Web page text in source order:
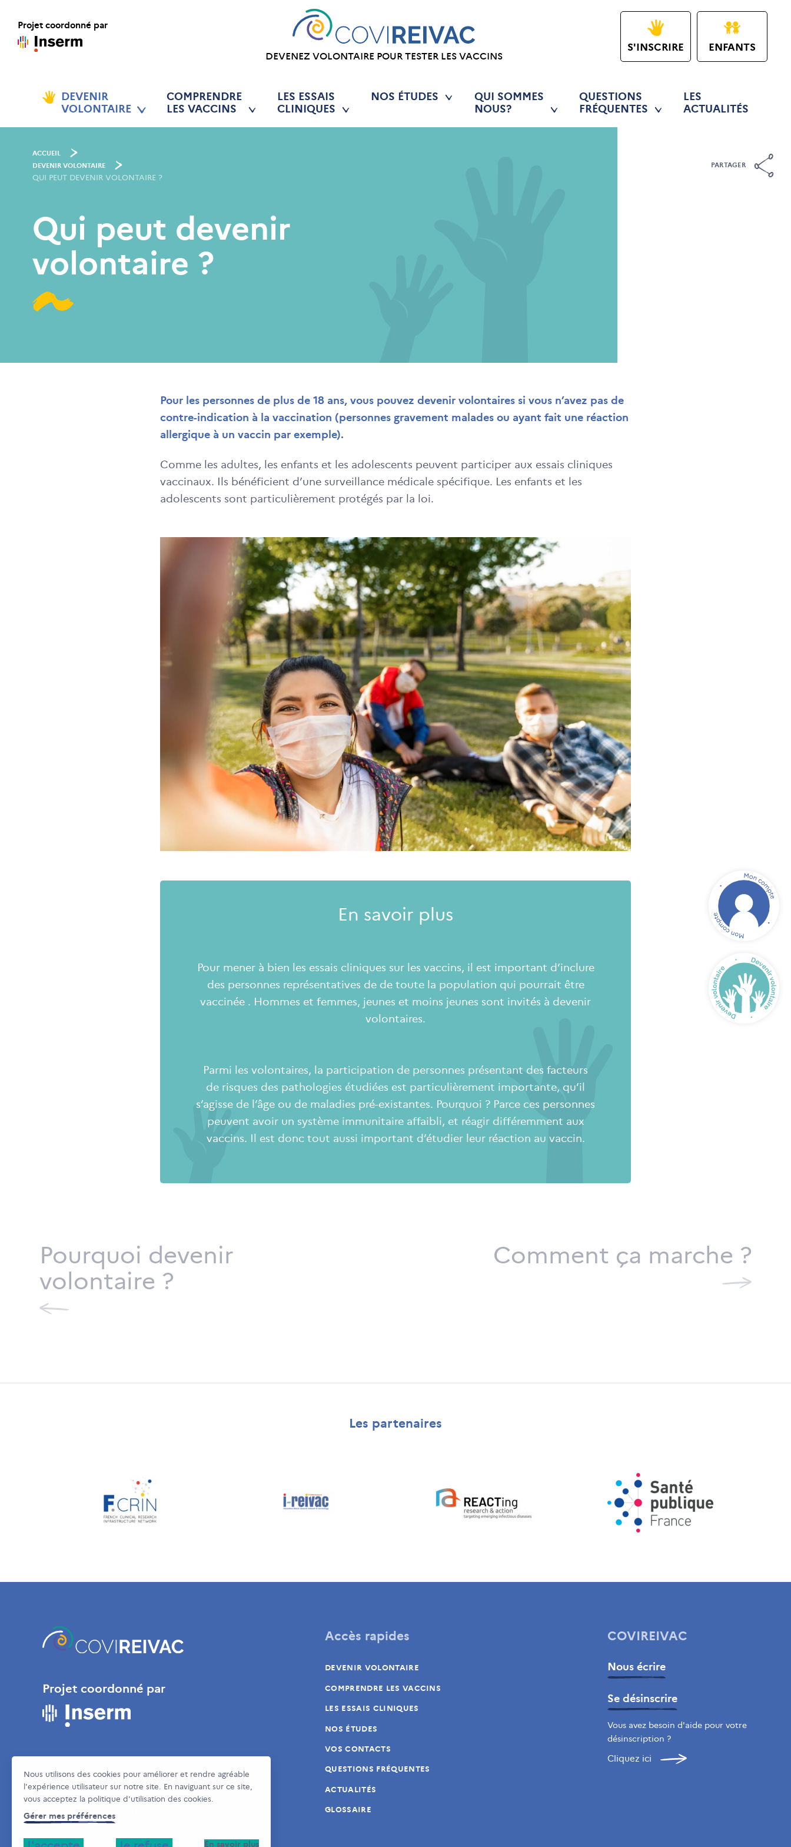
Projet coordonné par
DEVENEZ VOLONTAIRE POUR TESTER LES VACCINS
S'INSCRIRE ENFANTS
DEVENIR
VOLONTAIRE
COMPRENDRE
LES VACCINS
LES ESSAIS
CLINIQUES
NOS ÉTUDES
QUI SOMMES
NOUS?
QUESTIONS
FRÉQUENTES
LES
ACTUALITÉS
ACCUEIL
DEVENIR VOLONTAIRE
QUI PEUT DEVENIR VOLONTAIRE ?
Qui peut devenir
volontaire ?
PARTAGER
Pour les personnes de plus de 18 ans, vous pouvez devenir volontaires si vous n’avez pas de
contre-indication à la vaccination (personnes gravement malades ou ayant fait une réaction
allergique à un vaccin par exemple).
Comme les adultes, les enfants et les adolescents peuvent participer aux essais cliniques
vaccinaux. Ils bénéficient d’une surveillance médicale spécifique. Les enfants et les
adolescents sont particulièrement protégés par la loi.
En savoir plus
Pour mener à bien les essais cliniques sur les vaccins, il est important d’inclure
des personnes représentatives de de toute la population qui pourrait être
vaccinée . Hommes et femmes, jeunes et moins jeunes sont invités à devenir
volontaires.
Parmi les volontaires, la participation de personnes présentant des facteurs
de risques des pathologies étudiées est particulièrement importante, qu’il
s’agisse de l’âge ou de maladies pré-existantes. Pourquoi ? Parce ces personnes
peuvent avoir un système immunitaire affaibli, et réagir différemment aux
vaccins. Il est donc tout aussi important d’étudier leur réaction au vaccin.
Pourquoi devenir
volontaire ?
Comment ça marche ?
Les partenaires
Projet coordonné par
GESTION DES COOKIES
DONNÉES PERSONNELLES DES
VOLONTAIRES INSCRITS
Accès rapides
DEVENIR VOLONTAIRE
COMPRENDRE LES VACCINS
LES ESSAIS CLINIQUES
NOS ÉTUDES
VOS CONTACTS
QUESTIONS FRÉQUENTES
ACTUALITÉS
GLOSSAIRE
COVIREIVAC
Nous écrire
Se désinscrire
Vous avez besoin d'aide pour votre
désinscription ?
Cliquez ici
Nous utilisons des cookies pour améliorer et rendre agréable
l'expérience utilisateur sur notre site. En naviguant sur ce site,
vous acceptez la politique d'utilisation des cookies.
Gérer mes préférences
En savoir plus